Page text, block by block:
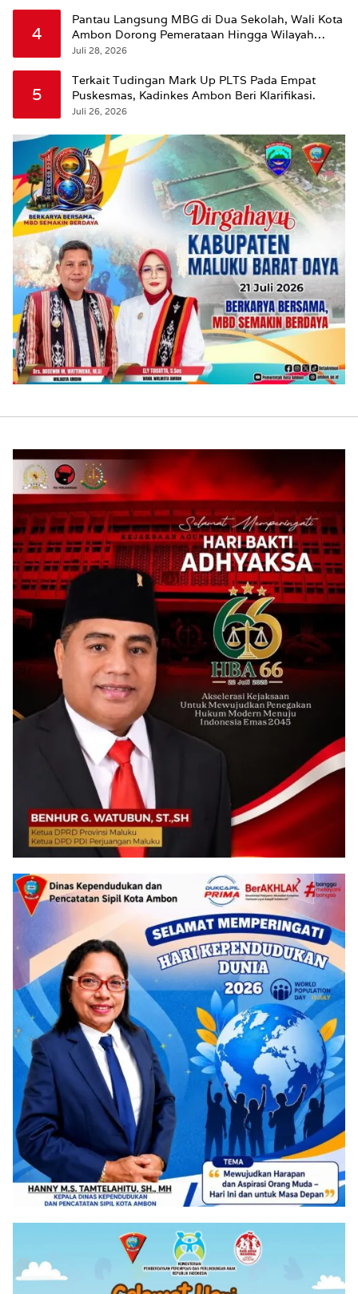
4
Pantau Langsung MBG di Dua Sekolah, Wali Kota
Ambon Dorong Pemerataan Hingga Wilayah
Leitimur Selatan
Juli 28, 2026
5
Terkait Tudingan Mark Up PLTS Pada Empat
Puskesmas, Kadinkes Ambon Beri Klarifikasi.
Juli 26, 2026